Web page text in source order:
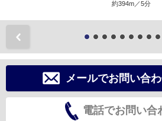
約394m／5分
メールでお問い合
電話でお問い合